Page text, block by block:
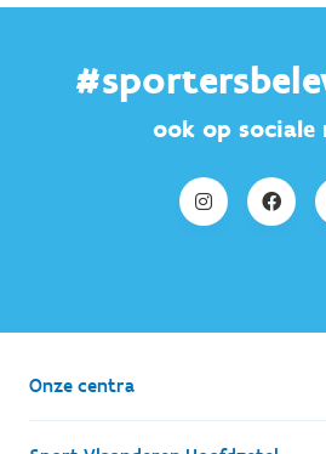
ook op sociale
Onze centra